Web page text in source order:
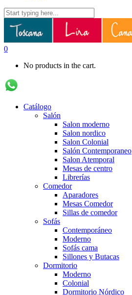
0
No products in the cart.
Catálogo
Salón
Salon moderno
Salon nordico
Salon Colonial
Salón Contemporaneo
Salon Atemporal
Mesas de centro
Librerías
Comedor
Aparadores
Mesas Comedor
Sillas de comedor
Sofás
Contemporáneo
Moderno
Sofás cama
Sillones y Butacas
Dormitorio
Moderno
Colonial
Dormitorio Nórdico